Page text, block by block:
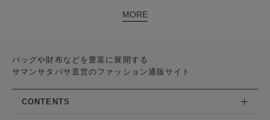
MORE
バッグや財布などを豊富に展開する
サマンサタバサ直営のファッション通販サイト
CONTENTS